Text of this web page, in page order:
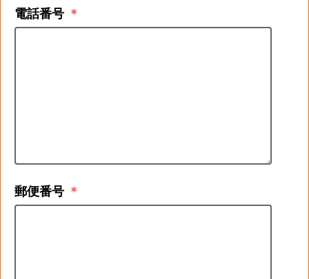
電話番号 ＊
郵便番号 ＊